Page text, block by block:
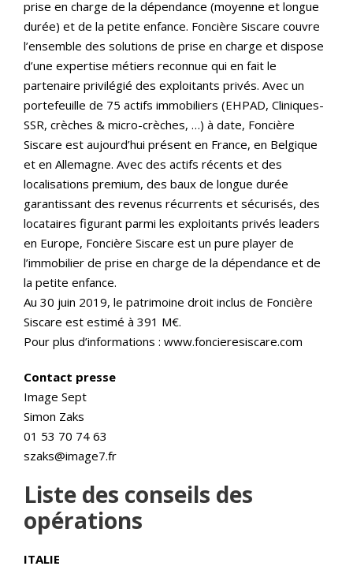
prise en charge de la dépendance (moyenne et longue
durée) et de la petite enfance. Foncière Siscare couvre
l’ensemble des solutions de prise en charge et dispose
d’une expertise métiers reconnue qui en fait le
partenaire privilégié des exploitants privés. Avec un
portefeuille de 75 actifs immobiliers (EHPAD, Cliniques-
SSR, crèches & micro-crèches, …) à date, Foncière
Siscare est aujourd’hui présent en France, en Belgique
et en Allemagne. Avec des actifs récents et des
localisations premium, des baux de longue durée
garantissant des revenus récurrents et sécurisés, des
locataires figurant parmi les exploitants privés leaders
en Europe, Foncière Siscare est un pure player de
l’immobilier de prise en charge de la dépendance et de
la petite enfance.
Au 30 juin 2019, le patrimoine droit inclus de Foncière
Siscare est estimé à 391 M€.
Pour plus d’informations : www.foncieresiscare.com
Contact presse
Image Sept
Simon Zaks
01 53 70 74 63
szaks@image7.fr
Liste des conseils des
opérations
ITALIE